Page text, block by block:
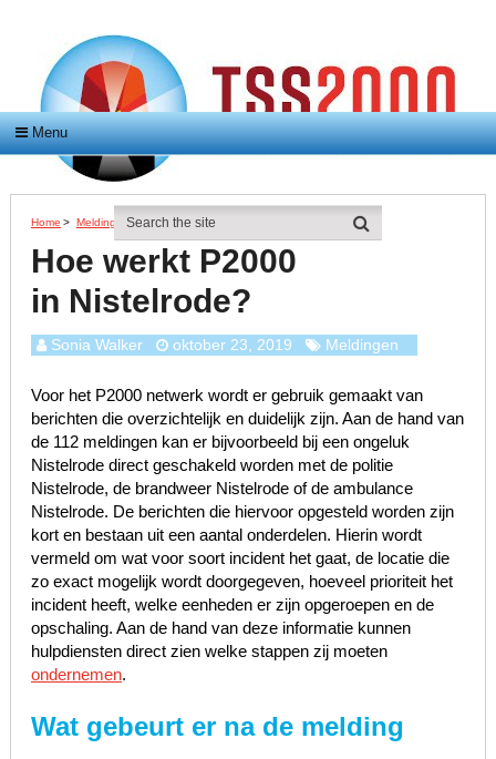
Menu
Home > Meldingen > Hoe Werkt P2000 In Nistelrode?
Hoe werkt P2000
in Nistelrode?
Sonia Walker oktober 23, 2019 Meldingen
Voor het P2000 netwerk wordt er gebruik gemaakt van
berichten die overzichtelijk en duidelijk zijn. Aan de hand van
de 112 meldingen kan er bijvoorbeeld bij een ongeluk
Nistelrode direct geschakeld worden met de politie
Nistelrode, de brandweer Nistelrode of de ambulance
Nistelrode. De berichten die hiervoor opgesteld worden zijn
kort en bestaan uit een aantal onderdelen. Hierin wordt
vermeld om wat voor soort incident het gaat, de locatie die
zo exact mogelijk wordt doorgegeven, hoeveel prioriteit het
incident heeft, welke eenheden er zijn opgeroepen en de
opschaling. Aan de hand van deze informatie kunnen
hulpdiensten direct zien welke stappen zij moeten
ondernemen.
Wat gebeurt er na de melding